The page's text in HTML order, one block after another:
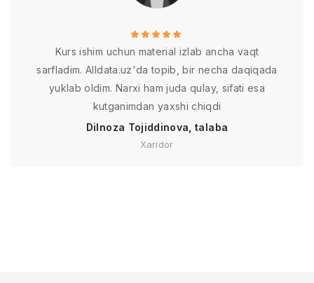
Kurs ishim uchun material izlab ancha vaqt
sarfladim. Alldata.uz'da topib, bir necha daqiqada
yuklab oldim. Narxi ham juda qulay, sifati esa
kutganimdan yaxshi chiqdi
Dilnoza Tojiddinova, talaba
Xaridor